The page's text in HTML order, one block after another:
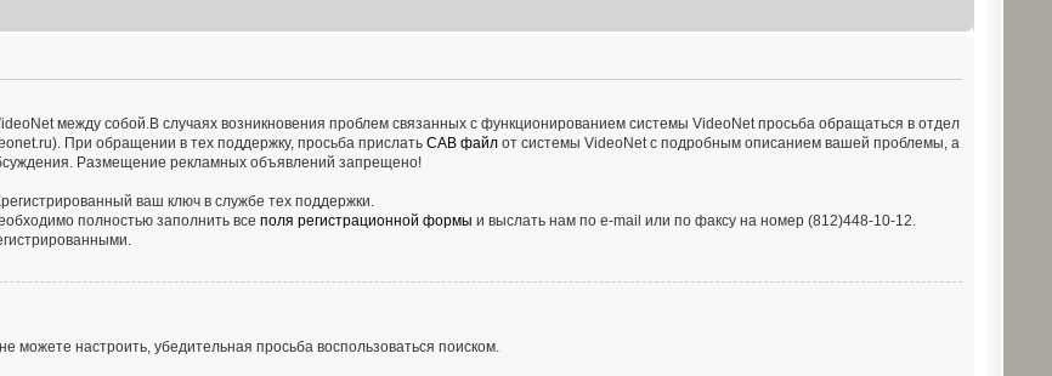
между собой.В случаях возникновения проблем связанных с функционированием системы VideoNet просьба обращаться в отдел
При обращении в тех поддержку, просьба прислать САВ файлот системы VideoNet с подробным описанием вашей проблемы, а
Размещение рекламных объявлений запрещено!
ваш ключ в службе тех поддержки.
полностью заполнить все поля регистрационной формы и выслать нам по e-mail или по факсу на номер (812)448-10-12.
можете настроить, убедительная просьба воспользоваться поиском.